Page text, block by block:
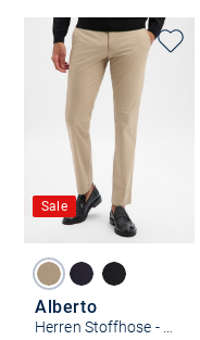
Sale
Alberto